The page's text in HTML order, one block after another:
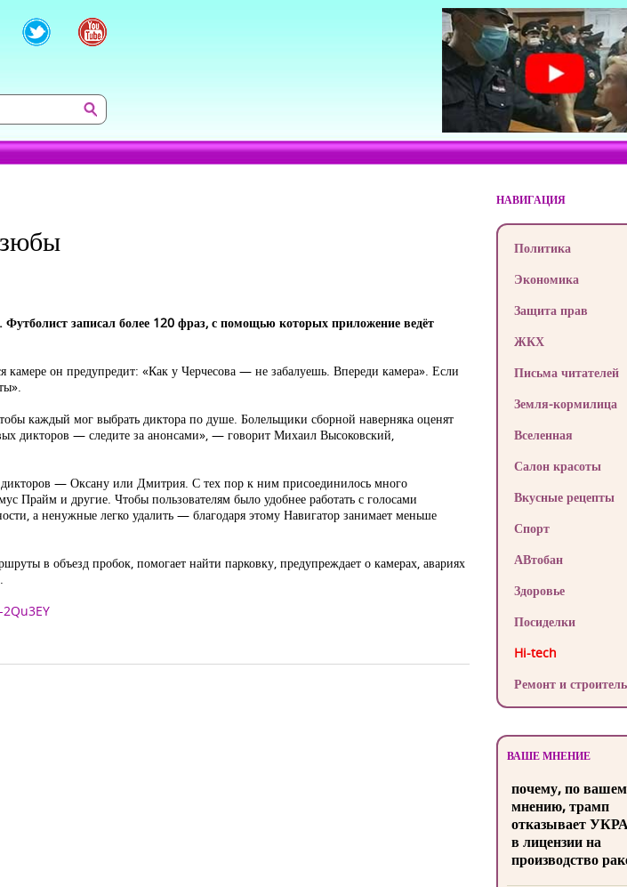
записал более 120 фраз, с помощью которых приложение ведёт
он предупредит: «Как у Черчесова — не забалуешь. Впереди камера». Если
каждый мог выбрать диктора по душе. Болельщики сборной наверняка оценят
дикторов — следите за анонсами», — говорит Михаил Высоковский,
дикторов — Оксану или Дмитрия. С тех пор к ним присоединилось много
и другие. Чтобы пользователям было удобнее работать с голосами
а ненужные легко удалить — благодаря этому Навигатор занимает меньше
в объезд пробок, помогает найти парковку, предупреждает о камерах, авариях
НАВИГАЦИЯ
Политика
Экономика
Защита прав
ЖКХ
Письма читателей
Земля-кормилица
Вселенная
Салон красоты
Вкусные рецепты
Спорт
АВтобан
Здоровье
Посиделки
Hi-tech
Ремонт и
ВАШЕ МНЕНИЕ
почему, по
мнению, трамп
отказывает
в лицензии на
производство